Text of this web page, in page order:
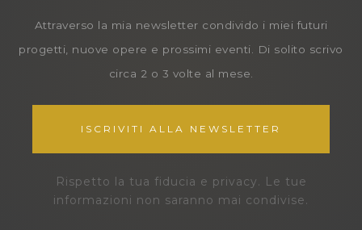
Attraverso la mia newsletter condivido i miei futuri
progetti, nuove opere e prossimi eventi. Di solito scrivo
circa 2 o 3 volte al mese.
ISCRIVITI ALLA NEWSLETTER
Rispetto la tua fiducia e privacy. Le tue
informazioni non saranno mai condivise.